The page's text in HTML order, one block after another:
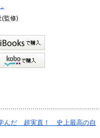
(監修)
学んだ 超実直！ 史上最高の自